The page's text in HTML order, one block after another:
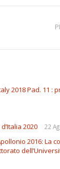
2018 Pad. 11 :
2020 22
2016: La